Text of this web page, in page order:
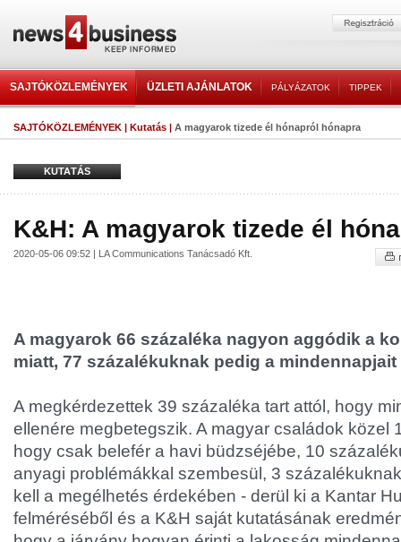
SAJTÓKÖZLEMÉNYEK ÜZLETI AJÁNLATOK PÁLYÁZATOK TIPPEK
SAJTÓKÖZLEMÉNYEK | Kutatás | A magyarok tizede él hónapról hónapra
KUTATÁS
K&H: A magyarok tizede él
2020-05-06 09:52 | LA Communications Tanácsadó Kft.
A magyarok 66 százaléka nagyon aggódik a
miatt, 77 százalékuknak pedig a
A megkérdezettek 39 százaléka tart attól, hogy
ellenére megbetegszik. A magyar családok közel
hogy csak belefér a havi büdzséjébe, 10
anyagi problémákkal szembesül, 3
kell a megélhetés érdekében - derül ki a Kantar
felméréséből és a K&H saját kutatásának